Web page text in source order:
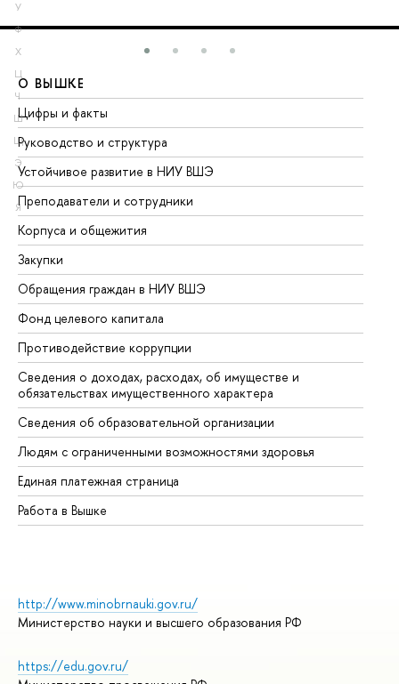
У
Ф
Х
Ц
Ч
Ш
Щ
Э
Ю
Я
О ВЫШКЕ
Цифры и факты
Руководство и структура
Устойчивое развитие в НИУ ВШЭ
Преподаватели и сотрудники
Корпуса и общежития
Закупки
Обращения граждан в НИУ ВШЭ
Фонд целевого капитала
Противодействие коррупции
Сведения о доходах, расходах, об имуществе и
обязательствах имущественного характера
Сведения об образовательной организации
Людям с ограниченными возможностями здоровья
Единая платежная страница
Работа в Вышке
http://www.minobrnauki.gov.ru/
Министерство науки и высшего образования РФ
https://edu.gov.ru/